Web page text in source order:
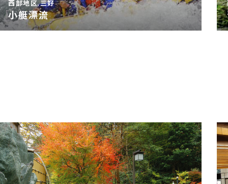
西部地区,三好
小艇漂流